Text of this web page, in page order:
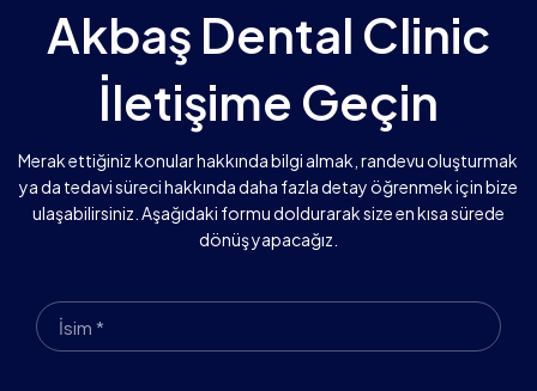
Akbaş Dental Clinic
İletişime Geçin
Merak ettiğiniz konular hakkında bilgi almak, randevu oluşturmak
ya da tedavi süreci hakkında daha fazla detay öğrenmek için bize
ulaşabilirsiniz. Aşağıdaki formu doldurarak size en kısa sürede
dönüş yapacağız.